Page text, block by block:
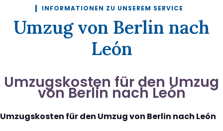
INFORMATIONEN ZU UNSEREM SERVICE
Umzug von Berlin nach
León
Umzugskosten für den Umzug
von Berlin nach León
Umzugskosten für den Umzug von Berlin nach León